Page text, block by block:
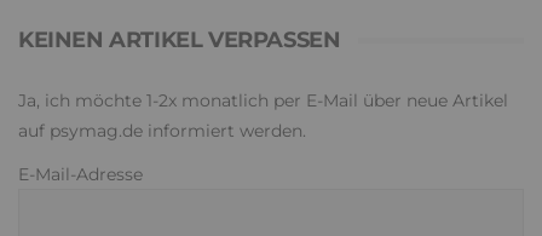
KEINEN ARTIKEL VERPASSEN
Ja, ich möchte 1-2x monatlich per E-Mail über neue Artikel
auf psymag.de informiert werden.
E-Mail-Adresse